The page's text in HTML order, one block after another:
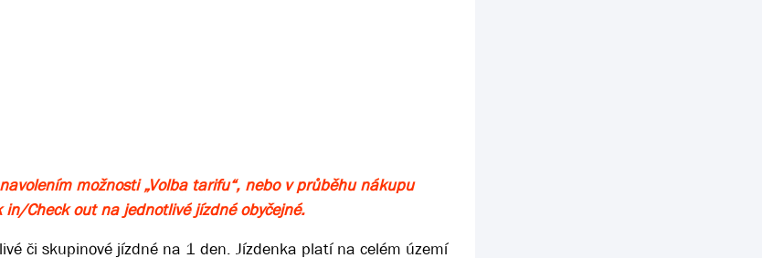
možnosti „Volba tarifu“, nebo v průběhu nákupu
Check out na jednotlivé jízdné obyčejné.
či skupinové jízdné na 1 den. Jízdenka platí na celém území